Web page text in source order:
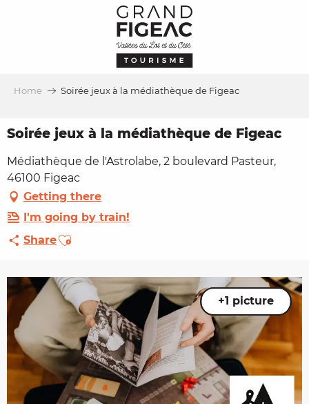
Home Soirée jeux à la médiathèque de Figeac
Soirée jeux à la médiathèque de Figeac
Médiathèque de l'Astrolabe, 2 boulevard Pasteur,
46100 Figeac
Getting there
I'm going by train!
ShareAjouter aux favoris
+1 picture